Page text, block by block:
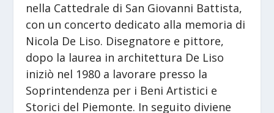
nella Cattedrale di San Giovanni Battista,
con un concerto dedicato alla memoria di
Nicola De Liso. Disegnatore e pittore,
dopo la laurea in architettura De Liso
iniziò nel 1980 a lavorare presso la
Soprintendenza per i Beni Artistici e
Storici del Piemonte. In seguito diviene